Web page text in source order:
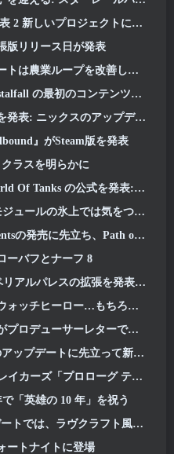
ロジェクトに取り組む準備中の生産
版リリース日が発表
を改善し、猛攻撃モードを更新します
ツ更新で「主要プレイヤーの懸念」に対処
表: ニックスのアップデート
』がSteam版を発表
ラスを明らかに
の公式を発表: HEAT発売日
は気をつけてください, 刺すような寒さ
2のVaal Leagueの運命を動かす準備をしている
ーバフとナーフ 8
、「大規模な」コンテンツのロードマップを共有
もちろんそれは起こるべくして起こった
デューサーレターで明らかに
に先立って新しいSHINEクラスを予告
グローバル バージョンへのサインアップが進行中です
「英雄の 10 年」を祝う
クラフト風のスナイパーが登場します
ートナイトに登場